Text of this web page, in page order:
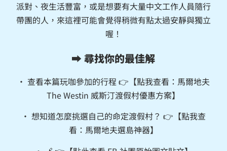
派對、夜生活豐富，或是想要有大量中文工作人員隨行
帶團的人，來這裡可能會覺得稍微有點太過安靜與獨立
喔！
➡️ 尋找你的最佳解
• 查看本篇玩咖參加的行程 👉【點我查看： 馬爾地夫
The Westin 威斯汀渡假村優惠方案】
• 想知道怎麼挑選自己的命定渡假村？ 👉【點我查
看： 馬爾地夫選島神器】